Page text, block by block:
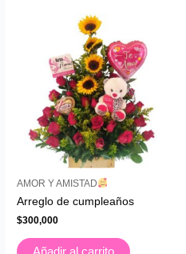
AMOR Y AMISTAD
Arreglo de cumpleaños
$300,000
Añadir al carrito